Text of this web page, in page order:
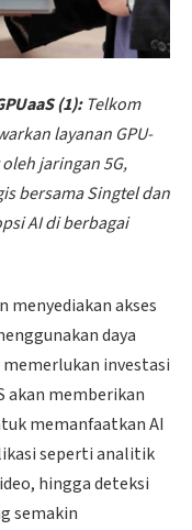
(1):Telkom
layanan GPU-
jaringan 5G,
bersama Singtel dan
AI di berbagai
menyediakan akses
daya
investasi
akan memberikan
memanfaatkan AI
seperti analitik
hingga deteksi
semakin